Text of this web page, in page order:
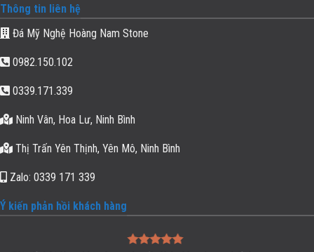
Thông tin liên hệ
Đá Mỹ Nghệ Hoàng Nam Stone
0982.150.102
0339.171.339
Ninh Vân, Hoa Lư, Ninh Bình
Thị Trấn Yên Thịnh, Yên Mô, Ninh Bình
Zalo: 0339 171 339
Ý kiến phản hồi khách hàng